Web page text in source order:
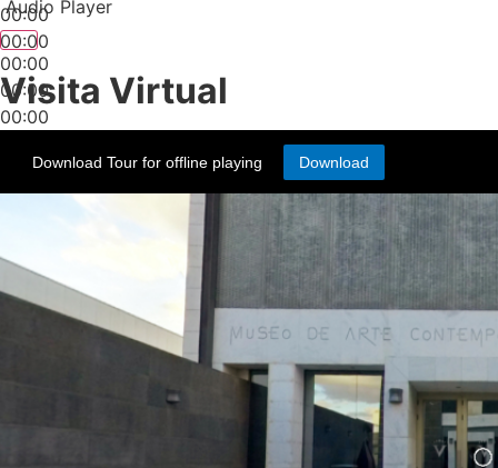
00:00
00:00
Audio Player
00:00
00:00
00:00
Visita Virtual